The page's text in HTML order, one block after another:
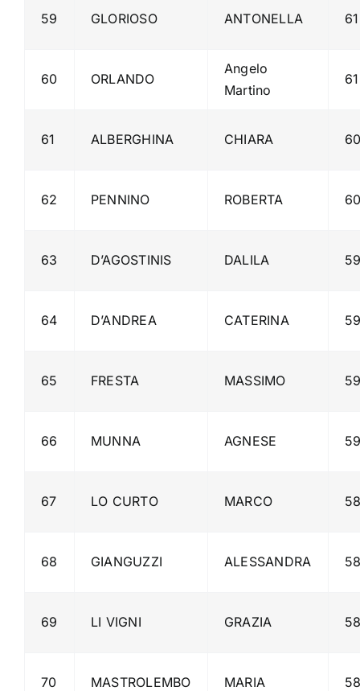
59 GLORIOSO ANTONELLA 61
60 ORLANDO
Angelo
Martino
61
61 ALBERGHINA CHIARA
62 PENNINO ROBERTA
63 D’AGOSTINIS DALILA
64 D’ANDREA CATERINA
65 FRESTA MASSIMO
66 MUNNA AGNESE
67 LO CURTO MARCO
68 GIANGUZZI ALESSANDRA
69 LI VIGNI GRAZIA
70 MASTROLEMBO MARIA